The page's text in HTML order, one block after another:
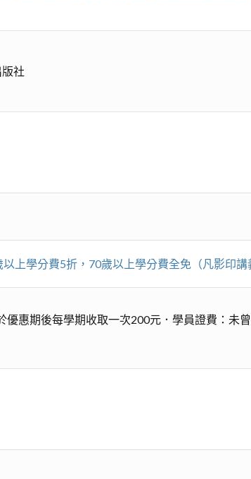
社
上學分費5折，70歲以上學分費全免（凡影印
優惠期後每學期收取一次200元．學員證費：